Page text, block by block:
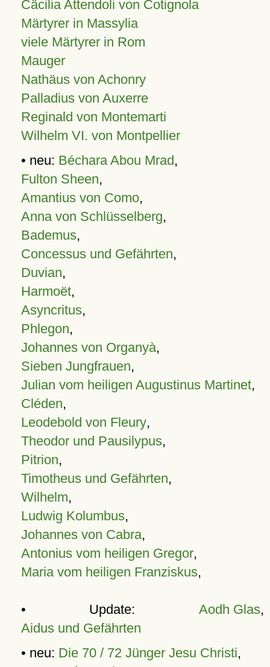
Cäcilia Attendoli von Cotignola
Märtyrer in Massylia
viele Märtyrer in Rom
Mauger
Nathäus von Achonry
Palladius von Auxerre
Reginald von Montemarti
Wilhelm VI. von Montpellier
• neu: Béchara Abou Mrad,
Fulton Sheen,
Amantius von Como,
Anna von Schlüsselberg,
Bademus,
Concessus und Gefährten,
Duvian,
Harmoët,
Asyncritus,
Phlegon,
Johannes von Organyà,
Sieben Jungfrauen,
Julian vom heiligen Augustinus Martinet,
Cléden,
Leodebold von Fleury,
Theodor und Pausilypus,
Pitrion,
Timotheus und Gefährten,
Wilhelm,
Ludwig Kolumbus,
Johannes von Cabra,
Antonius vom heiligen Gregor,
Maria vom heiligen Franziskus,
• Update: Aodh Glas,
Aidus und Gefährten
• neu: Die 70 / 72 Jünger Jesu Christi,